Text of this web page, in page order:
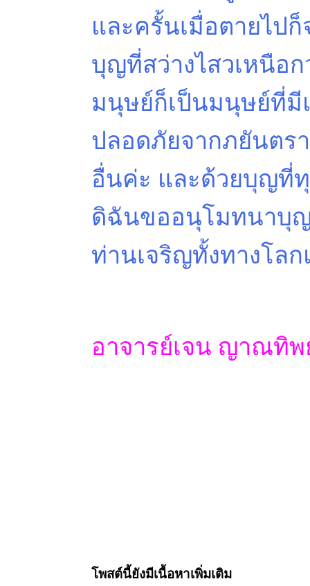
และครั้นเมื่อตายไปก็
บุญที่สว่างไสวเหนือก
มนุษย์ก็เป็นมนุษย์ที่มี
ปลอดภัยจากภยันตร
อื่นค่ะ และด้วยบุญที่
ดิฉันขออนุโมทนาบุ
ท่านเจริญทั้งทางโล
อาจารย์เจน ญาณทิพ
โพสต์นี้ยังมีเนื้อหาเพิ่มเติม